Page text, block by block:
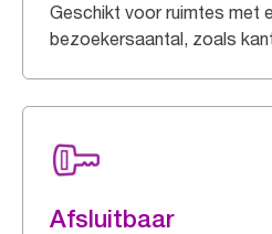
Geschikt voor ruimtes met
bezoekersaantal, zoals
Afsluitbaar